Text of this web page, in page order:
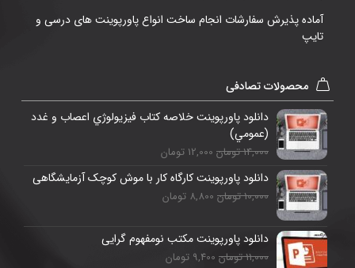
آماده پذیرش سفارشات انجام ساخت انواع پاورپوینت های درسی و
تایپ
محصولات تصادفی
دانلود پاورپوینت خلاصه کتاب فيزيولوژي اعصاب و غدد
(عمومي)
14,000 تومان 12,000 تومان
دانلود پاورپوینت کارگاه کار با موش کوچک آزمایشگاهی
10,000 تومان 8,800 تومان
دانلود پاورپوینت مکتب نومفهوم گرایی
11,000 تومان 9,400 تومان